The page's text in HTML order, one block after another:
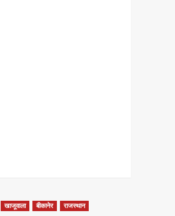
खाजूवाला बीकानेर राजस्थान